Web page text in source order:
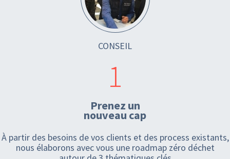
CONSEIL
1
Prenez un
nouveau cap
À partir des besoins de vos clients et des process existants,
nous élaborons avec vous une roadmap zéro déchet